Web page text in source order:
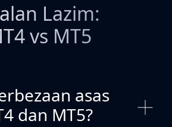
Lazim:
vs MT5
asas
dan MT5?